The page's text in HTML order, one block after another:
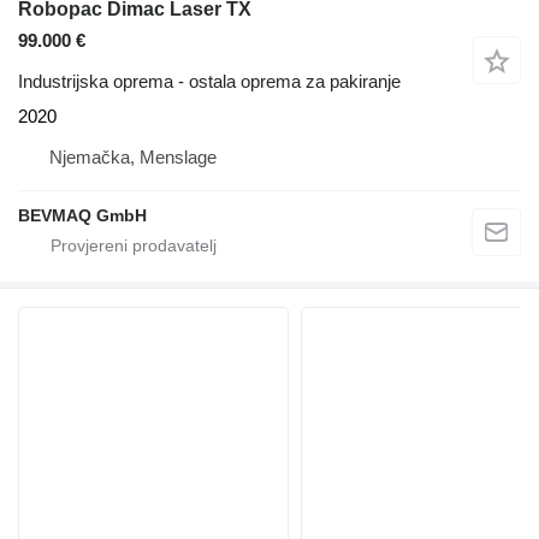
Robopac Dimac Laser TX
99.000 €
Industrijska oprema - ostala oprema za pakiranje
2020
Njemačka, Menslage
BEVMAQ GmbH